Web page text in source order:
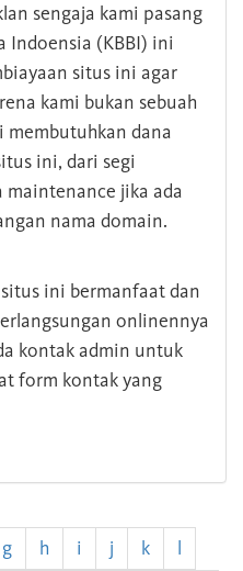
sengaja kami pasang
Indoensia (KBBI) ini
situs ini agar
kami bukan sebuah
membutuhkan dana
ini, dari segi
maintenance jika ada
nama domain.
ini bermanfaat dan
onlinennya
kontak admin untuk
form kontak yang
g h i j k l